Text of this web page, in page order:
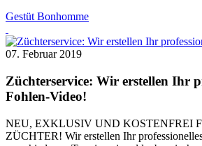
Gestüt Bonhomme
07. Februar 2019
Züchterservice: Wir erstellen Ihr
Fohlen-Video!
NEU, EXKLUSIV UND KOSTENFREI
ZÜCHTER! Wir erstellen Ihr